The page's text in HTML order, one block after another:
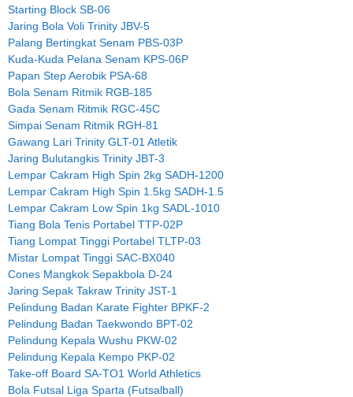
Starting Block SB-06
Jaring Bola Voli Trinity JBV-5
Palang Bertingkat Senam PBS-03P
Kuda-Kuda Pelana Senam KPS-06P
Papan Step Aerobik PSA-68
Bola Senam Ritmik RGB-185
Gada Senam Ritmik RGC-45C
Simpai Senam Ritmik RGH-81
Gawang Lari Trinity GLT-01 Atletik
Jaring Bulutangkis Trinity JBT-3
Lempar Cakram High Spin 2kg SADH-1200
Lempar Cakram High Spin 1.5kg SADH-1.5
Lempar Cakram Low Spin 1kg SADL-1010
Tiang Bola Tenis Portabel TTP-02P
Tiang Lompat Tinggi Portabel TLTP-03
Mistar Lompat Tinggi SAC-BX040
Cones Mangkok Sepakbola D-24
Jaring Sepak Takraw Trinity JST-1
Pelindung Badan Karate Fighter BPKF-2
Pelindung Badan Taekwondo BPT-02
Pelindung Kepala Wushu PKW-02
Pelindung Kepala Kempo PKP-02
Take-off Board SA-TO1 World Athletics
Bola Futsal Liga Sparta (Futsalball)